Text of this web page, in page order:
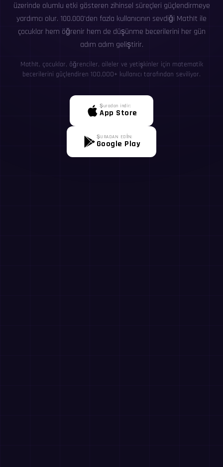
üzerinde olumlu etki gösteren zihinsel süreçleri güçlendirmeye
yardımcı olur. 100.000'den fazla kullanıcının sevdiği MathIt ile
çocuklar hem öğrenir hem de düşünme becerilerini her gün
adım adım geliştirir.
MathIt, çocuklar, öğrenciler, aileler ve yetişkinler için matematik
becerilerini güçlendiren 100,000+ kullanıcı tarafından seviliyor.
Şuradan indir:
App Store
ŞURADAN EDİN:
Google Play